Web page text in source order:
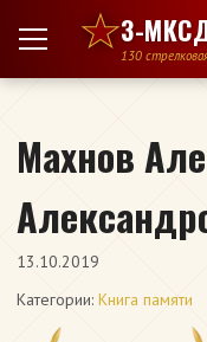
Перейти к содержимому
3-
130
Махнов
13.10.2019
Категории: Книга памяти